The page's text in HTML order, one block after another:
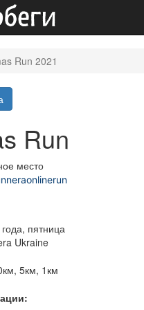
Run 2021
Run
место
пятница
Ukraine
5км, 1км